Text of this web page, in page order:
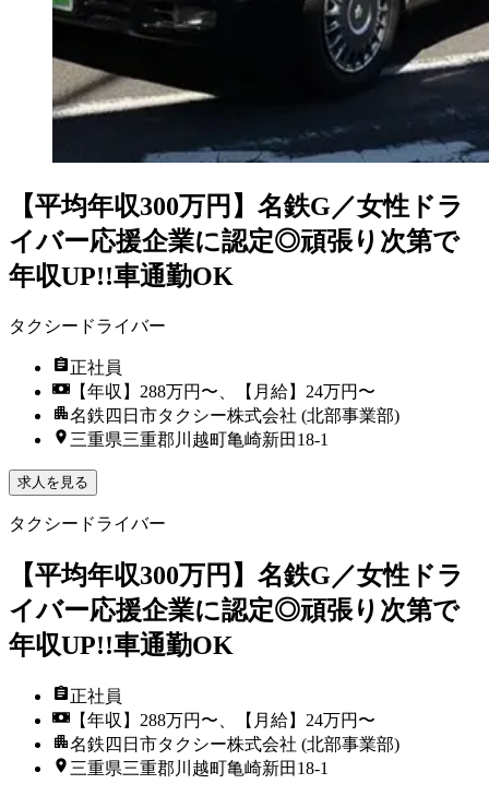
【平均年収300万円】名鉄G／女性ドラ
イバー応援企業に認定◎頑張り次第で
年収UP!!車通勤OK
タクシードライバー
正社員
【年収】288万円〜、【月給】24万円〜
名鉄四日市タクシー株式会社 (北部事業部)
三重県三重郡川越町亀崎新田18-1
求人を見る
タクシードライバー
【平均年収300万円】名鉄G／女性ドラ
イバー応援企業に認定◎頑張り次第で
年収UP!!車通勤OK
正社員
【年収】288万円〜、【月給】24万円〜
名鉄四日市タクシー株式会社 (北部事業部)
三重県三重郡川越町亀崎新田18-1